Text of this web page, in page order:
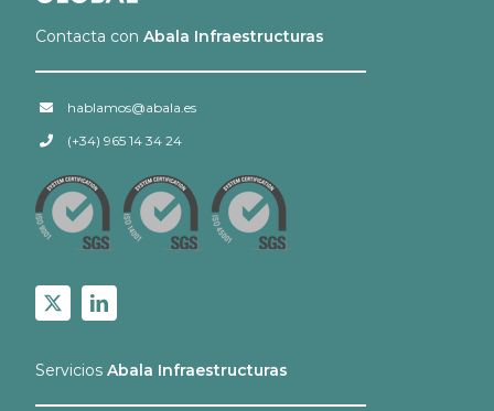
Contacta con Abala Infraestructuras
hablamos@abala.es
(+34) 965 14 34 24
Servicios Abala Infraestructuras